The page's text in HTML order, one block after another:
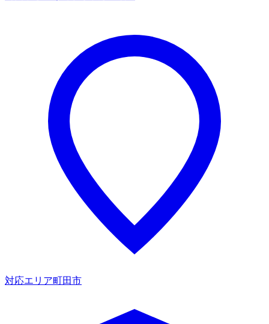
対応エリア町田市